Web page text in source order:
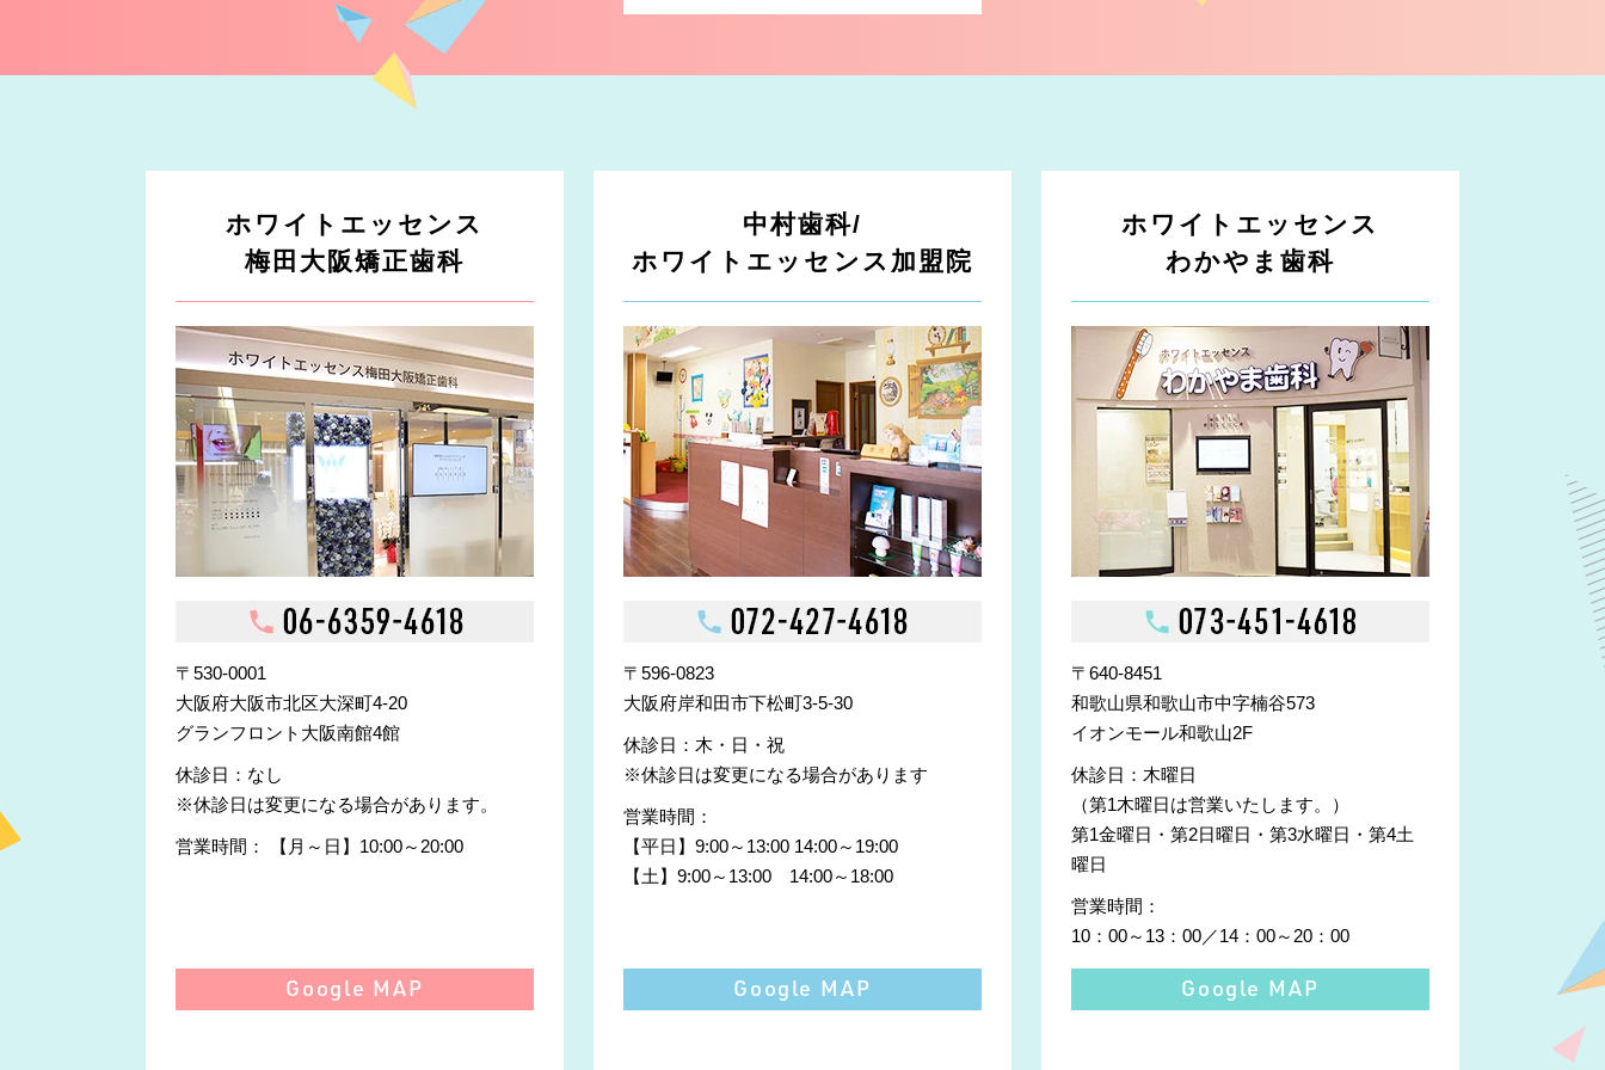
ホワイトエッセンス
梅田大阪矯正歯科
〒530-0001
大阪府大阪市北区大深町4-20
グランフロント大阪南館4館
休診日 ：なし
※休診日は変更になる場合があります。
営業時間 ： 【月～日】10:00～20:00
Google MAP
中村歯科/
ホワイトエッセンス加盟院
〒596-0823
大阪府岸和田市下松町3-5-30
休診日 ：木・日・祝
※休診日は変更になる場合があります
営業時間 ：
【平日】9:00～13:00 14:00～19:00
【土】9:00～13:00 14:00～18:00
Google MAP
ホワイトエッセンス
わかやま歯科
〒640-8451
和歌山県和歌山市中字楠谷573
イオンモール和歌山2F
休診日 ：木曜日
（第1木曜日は営業いたします。）
第1金曜日・第2日曜日・第3水曜日・第4土
曜日
営業時間 ：
10：00～13：00／14：00～20：00
Google MAP